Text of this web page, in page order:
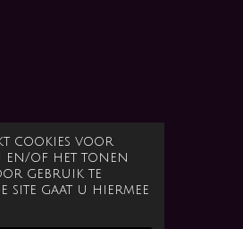
cookies voor
en/of het tonen
gebruik te
site gaat u hiermee